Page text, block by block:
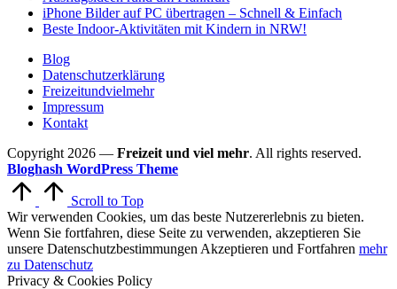
iPhone Bilder auf PC übertragen – Schnell & Einfach
Beste Indoor-Aktivitäten mit Kindern in NRW!
Blog
Datenschutzerklärung
Freizeitundvielmehr
Impressum
Kontakt
Copyright 2026 — Freizeit und viel mehr. All rights reserved.
Bloghash WordPress Theme
Scroll to Top
Wir verwenden Cookies, um das beste Nutzererlebnis zu bieten.
Wenn Sie fortfahren, diese Seite zu verwenden, akzeptieren Sie
unsere Datenschutzbestimmungen Akzeptieren und Fortfahren mehr
zu Datenschutz
Privacy & Cookies Policy